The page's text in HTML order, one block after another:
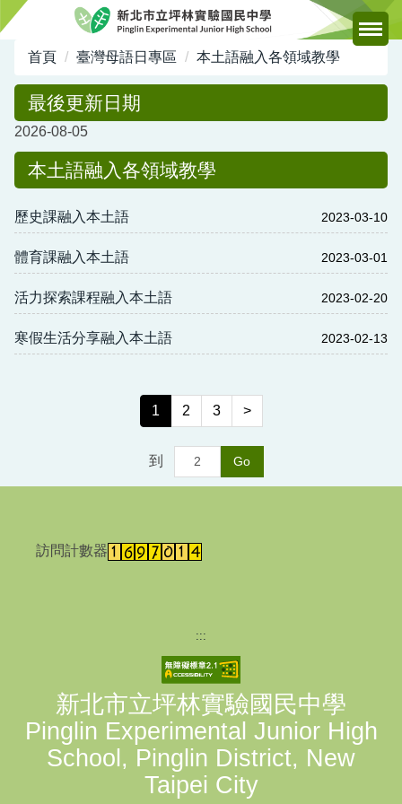
跳
容
首頁 臺灣母語日專區 本土語融入各領域教學
最後更新日期
2026-08-05
本土語融入各領域教學
歷史課融入本土語 2023-03-10
體育課融入本土語 2023-03-01
活力探索課程融入本土語 2023-02-20
寒假生活分享融入本土語 2023-02-13
1 2 3 >
到 Go
訪問計數器
:::
新北市立坪林實驗國民中學
Pinglin Experimental Junior High
School, Pinglin District, New
Taipei City